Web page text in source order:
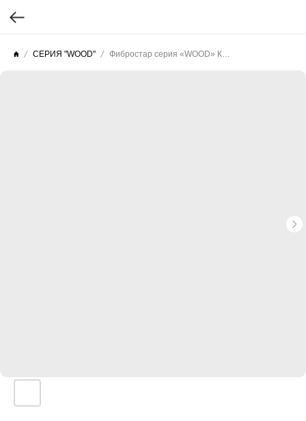
СЕРИЯ "WOOD" Фибростар серия «WOOD» КС 07 Насыщенный Бежевый